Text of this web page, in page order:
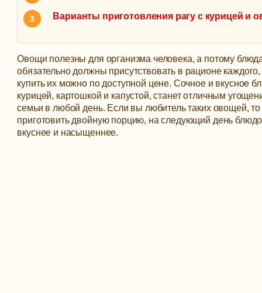
Варианты приготовления рагу с курицей и
Овощи полезны для организма человека, а потому
обязательно должны присутствовать в рационе
купить их можно по доступной цене. Сочное и вкусное
курицей, картошкой и капустой, станет отличным
семьи в любой день. Если вы любитель таких овощей,
приготовить двойную порцию, на следующий день
вкуснее и насыщеннее.